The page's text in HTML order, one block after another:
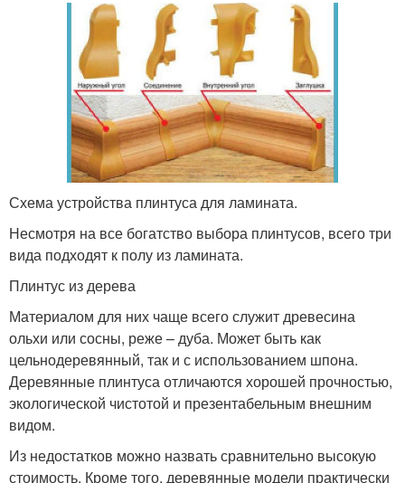
Схема устройства плинтуса для ламината.
Несмотря на все богатство выбора плинтусов, всего три
вида подходят к полу из ламината.
Плинтус из дерева
Материалом для них чаще всего служит древесина
ольхи или сосны, реже – дуба. Может быть как
цельнодеревянный, так и с использованием шпона.
Деревянные плинтуса отличаются хорошей прочностью,
экологической чистотой и презентабельным внешним
видом.
Из недостатков можно назвать сравнительно высокую
стоимость. Кроме того, деревянные модели практически